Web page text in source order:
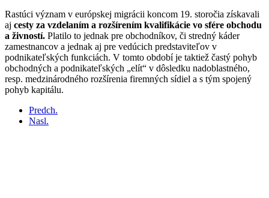
Rastúci význam v európskej migrácii koncom 19. storočia získavali
aj cesty za vzdelaním a rozšírením kvalifikácie vo sfére obchodu
a živností. Platilo to jednak pre obchodníkov, či stredný káder
zamestnancov a jednak aj pre vedúcich predstaviteľov v
podnikateľských funkciách. V tomto období je taktiež častý pohyb
obchodných a podnikateľských „elít“ v dôsledku nadoblastného,
resp. medzinárodného rozšírenia firemných sídiel a s tým spojený
pohyb kapitálu.
Predch.
Nasl.